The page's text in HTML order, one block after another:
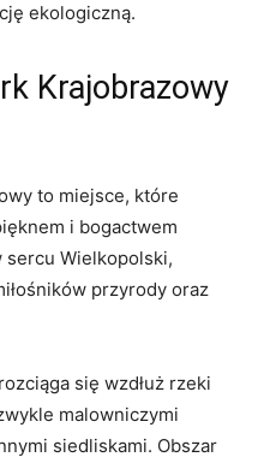
ekologiczną.
Krajobrazowy
to miejsce, które
i ‍bogactwem
sercu Wielkopolski,
przyrody oraz
się​ wzdłuż ⁤rzeki
malowniczymi
siedliskami. Obszar